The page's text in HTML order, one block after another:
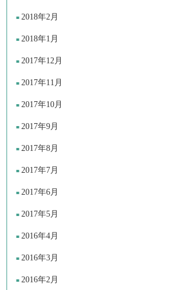
2018年2月
2018年1月
2017年12月
2017年11月
2017年10月
2017年9月
2017年8月
2017年7月
2017年6月
2017年5月
2016年4月
2016年3月
2016年2月